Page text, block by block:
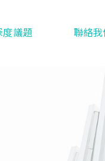
度議題 聯絡